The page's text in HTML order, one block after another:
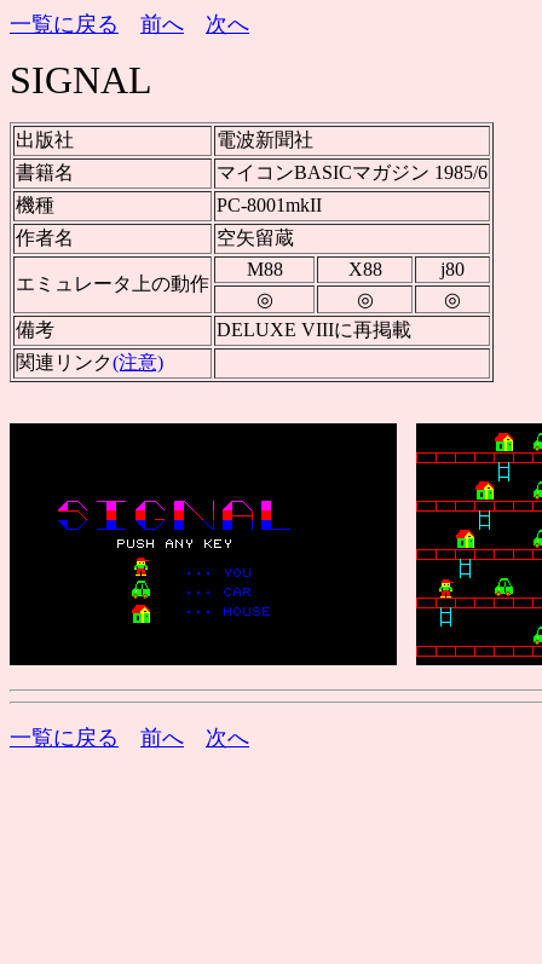
一覧に戻る 前へ 次へ
SIGNAL
出版社
電波新聞社
書籍名
マイコンBASICマガジン 1985/6
機種
PC-8001mkII
作者名
空矢留蔵
エミュレータ上の動作
M88 X88
j80
◎
◎
◎
備考
DELUXE VIIIに再掲載
関連リンク(注意)
一覧に戻る 前へ 次へ